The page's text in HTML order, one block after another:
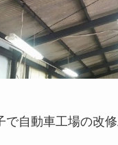
で自動車工場の改